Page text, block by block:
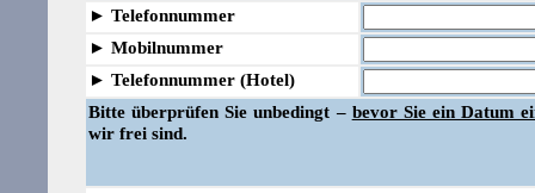
► Telefonnummer
► Mobilnummer
► Telefonnummer (Hotel)
Bitte überprüfen Sie unbedingt – bevor Sie ein Datum
wir frei sind.